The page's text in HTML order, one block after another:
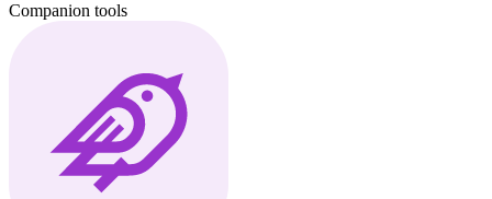
Companion tools